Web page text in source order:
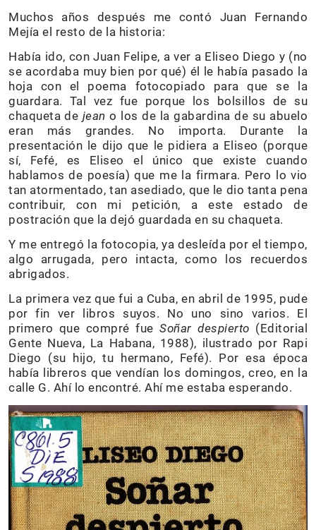
Muchos años después me contó Juan Fernando
Mejía el resto de la historia:
Había ido, con Juan Felipe, a ver a Eliseo Diego y (no
se acordaba muy bien por qué) él le había pasado la
hoja con el poema fotocopiado para que se la
guardara. Tal vez fue porque los bolsillos de su
chaqueta de jean o los de la gabardina de su abuelo
eran más grandes. No importa. Durante la
presentación le dijo que le pidiera a Eliseo (porque
sí, Fefé, es Eliseo el único que existe cuando
hablamos de poesía) que me la firmara. Pero lo vio
tan atormentado, tan asediado, que le dio tanta pena
contribuir, con mi petición, a este estado de
postración que la dejó guardada en su chaqueta.
Y me entregó la fotocopia, ya desleída por el tiempo,
algo arrugada, pero intacta, como los recuerdos
abrigados.
La primera vez que fui a Cuba, en abril de 1995, pude
por fin ver libros suyos. No uno sino varios. El
primero que compré fueSoñar despierto (Editorial
Gente Nueva, La Habana, 1988), ilustrado por Rapi
Diego (su hijo, tu hermano, Fefé). Por esa época
había libreros que vendían los domingos, creo, en la
calle G. Ahí lo encontré. Ahí me estaba esperando.